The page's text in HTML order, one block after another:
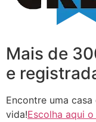
Mais de
e
Encontre uma
vida!Escolha aqui